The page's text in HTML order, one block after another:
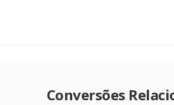
Conversões